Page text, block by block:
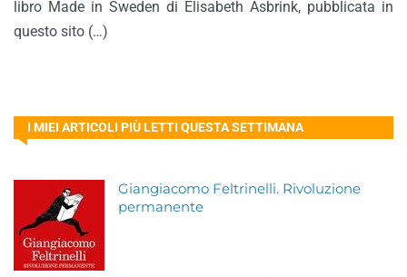
libro Made in Sweden di Elisabeth Åsbrink, pubblicata in
questo sito (…)
I MIEI ARTICOLI PIÙ LETTI QUESTA SETTIMANA
Giangiacomo Feltrinelli. Rivoluzione
permanente